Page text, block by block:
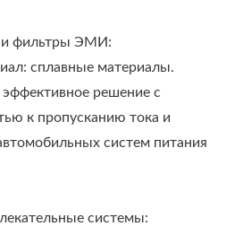
фильтры ЭМИ:
сплавные материалы.
решение с
к пропусканию тока и
систем питания
системы: